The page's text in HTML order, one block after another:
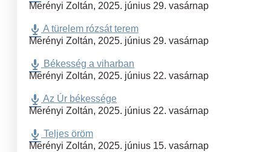
Merényi Zoltán, 2025. június 29. vasárnap
A türelem rózsát terem
Merényi Zoltán, 2025. június 29. vasárnap
Békesség a viharban
Merényi Zoltán, 2025. június 22. vasárnap
Az Úr békessége
Merényi Zoltán, 2025. június 22. vasárnap
Teljes öröm
Merényi Zoltán, 2025. június 15. vasárnap